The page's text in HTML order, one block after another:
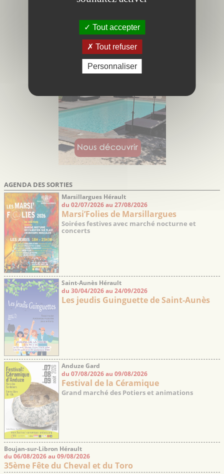
AGENDA DES SORTIES
Marsillargues Hérault
du 02/07/2026 au 27/08/2026
Marsi’Folies de Marsillargues
Soirées festives avec marché nocturne et
concerts
Saint-Aunès Hérault
du 30/04/2026 au 24/09/2026
Les jeudis Guinguette de Saint-Aunès
Anduze Gard
du 07/08/2026 au 09/08/2026
Festival de la Céramique
Grand marché des Potiers et animations
Boujan-sur-Libron Hérault
du 06/08/2026 au 09/08/2026
35ème Fête du Cheval et du Toro
Tout accepter
Tout refuser
Personnaliser